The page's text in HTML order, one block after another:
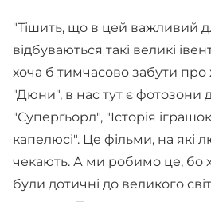
"Тішить, що в цей важливий
відбуваються такі великі
хоча б тимчасово забути про
"Дюни", в нас тут є фотозони
"Суперґьорл", "Історія
капелюсі". Це фільми, на які
чекають. А ми робимо це, бо
були дотичні до великого